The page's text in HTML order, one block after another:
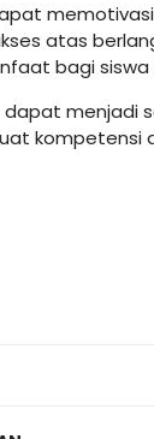
atas
bagi siswa
dapat
kompetensi